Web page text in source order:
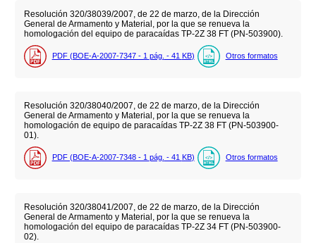
Resolución 320/38039/2007, de 22 de marzo, de la Dirección
General de Armamento y Material, por la que se renueva la
homologación del equipo de paracaídas TP-2Z 38 FT (PN-503900).
PDF (BOE-A-2007-7347 - 1 pág. - 41 KB) Otros formatos
Resolución 320/38040/2007, de 22 de marzo, de la Dirección
General de Armamento y Material, por la que se renueva la
homologación de equipo de paracaídas TP-2Z 38 FT (PN-503900-
01).
PDF (BOE-A-2007-7348 - 1 pág. - 41 KB) Otros formatos
Resolución 320/38041/2007, de 22 de marzo, de la Dirección
General de Armamento y Material, por la que se renueva la
homologación del equipo de paracaídas TP-2Z 34 FT (PN-503900-
02).